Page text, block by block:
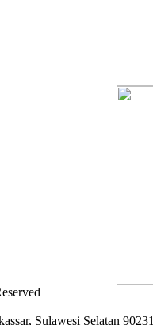
Sulawesi Selatan 90231